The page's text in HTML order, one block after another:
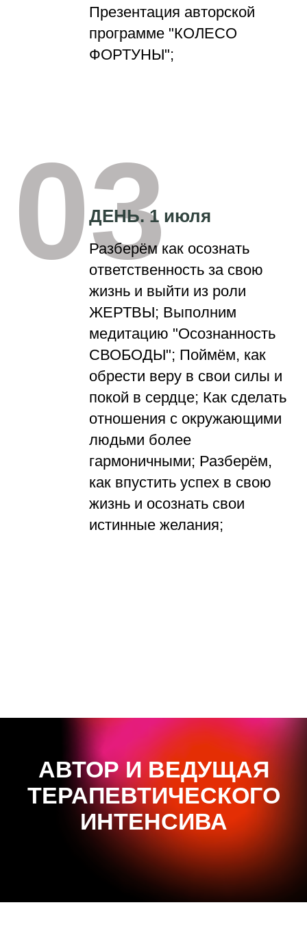
Презентация авторской
программе "КОЛЕСО
ФОРТУНЫ";
ДЕНЬ. 1 июля
Разберём как осознать
ответственность за свою
жизнь и выйти из роли
ЖЕРТВЫ; Выполним
медитацию "Осознанность
СВОБОДЫ"; Поймём, как
обрести веру в свои силы и
покой в сердце; Как сделать
отношения с окружающими
людьми более
гармоничными; Разберём,
как впустить успех в свою
жизнь и осознать свои
истинные желания;
03
АВТОР И ВЕДУЩАЯ
ТЕРАПЕВТИЧЕСКОГО
ИНТЕНСИВА